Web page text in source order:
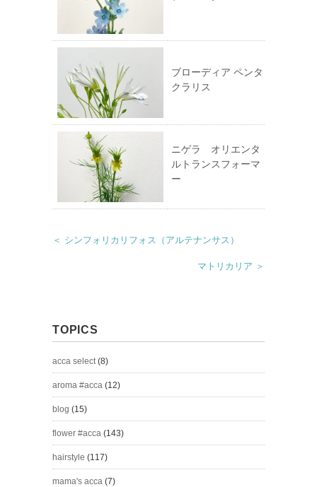
ブローディア ペンタ
クラリス
ニゲラ オリエンタ
ルトランスフォーマ
ー
＜ シンフォリカリフォス（アルテナンサス）
マトリカリア ＞
TOPICS
acca select(8)
aroma #acca (12)
blog (15)
flower #acca (143)
hairstyle (117)
mama's acca (7)